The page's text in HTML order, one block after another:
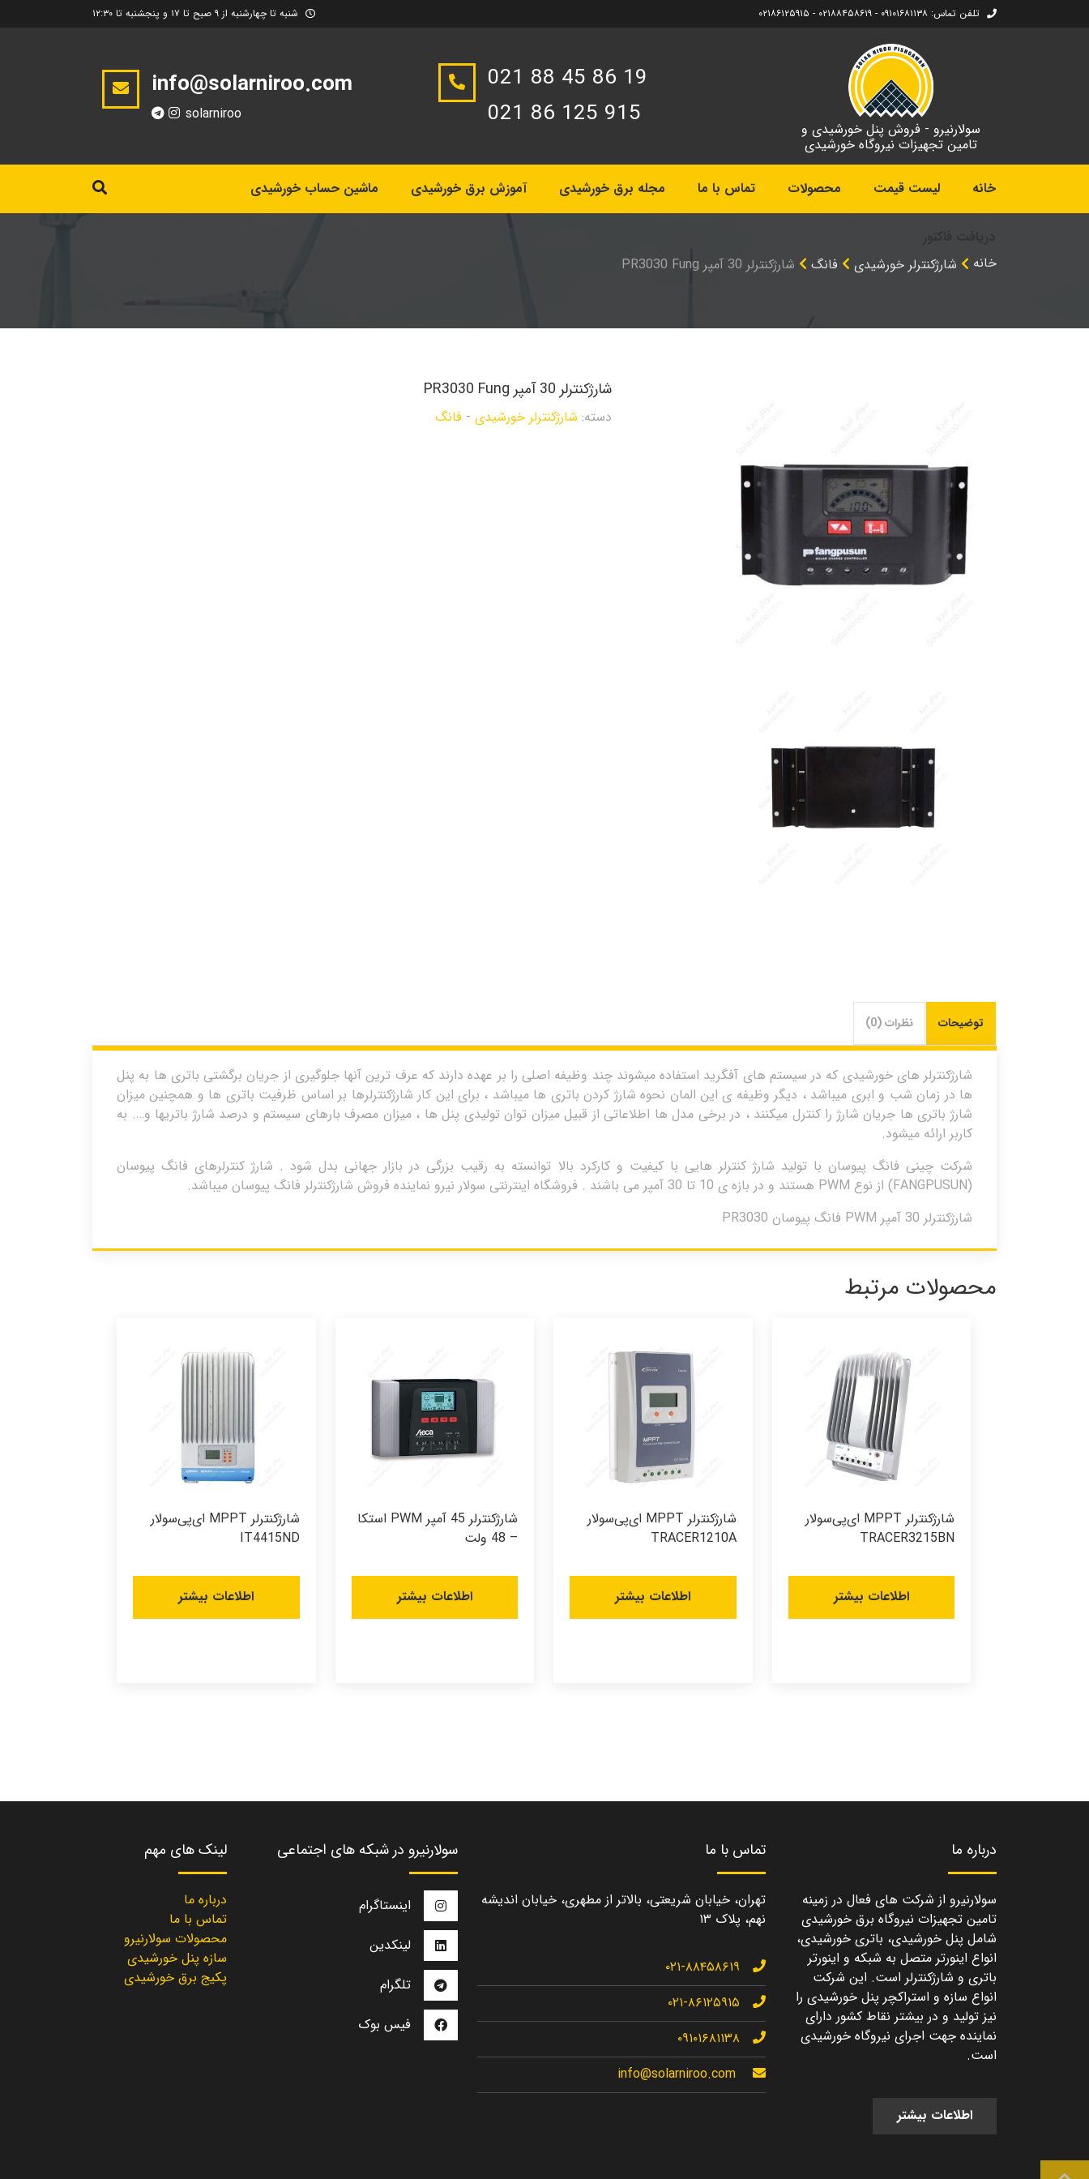
تلفن تماس: ۰۹۱۰۱۶۸۱۱۳۸ - ۰۲۱۸۸۴۵۸۶۱۹ - ۰۲۱۸۶۱۲۵۹۱۵ شنبه تا چهارشنبه از ۹ صبح تا ۱۷ و پنجشنبه تا ۱۲:۳۰
سولارنیرو - فروش پنل خورشیدی و
تامین تجهیزات نیروگاه خورشیدی
021 88 45 86 19
021 86 125 915
info@solarniroo.com
solarniroo
خانه لیست قیمت محصولات تماس با ما مجله برق خورشیدی آموزش برق خورشیدی ماشین حساب خورشیدی
خانه
شارژکنترلر خورشیدی فانگ شارژکنترلر 30 آمپر PR3030 Fung
شارژکنترلر 30 آمپر PR3030 Fung
دسته: شارژکنترلر خورشیدی - فانگ
توضیحات نظرات (0)
شارژکنترلر های خورشیدی که در سیستم های آفگرید استفاده میشوند چند وظیفه اصلی را بر عهده دارند که عرف ترین آنها جلوگیری از جریان برگشتی باتری ها به پنل
ها در زمان شب و ابری میباشد ، دیگر وظیفه ی این المان نحوه شارژ کردن باتری ها میباشد ، برای این کار شارژکنترلرها بر اساس ظرفیت باتری ها و همچنین میزان
شارژ باتری ها جریان شارژ را کنترل میکنند ، در برخی مدل ها اطلاعاتی از قبیل میزان توان تولیدی پنل ها ، میزان مصرف بارهای سیستم و درصد شارژ باتریها و…. به
کاربر ارائه میشود.
شرکت چینی فانگ پیوسان با تولید شارژ کنترلر هایی با کیفیت و کارکرد بالا توانسته به رقیب بزرگی در بازار جهانی بدل شود . شارژ کنترلرهای فانگ پیوسان
(FANGPUSUN) از نوع PWM هستند و در بازه ی 10 تا 30 آمپر می باشند . فروشگاه اینترنتی سولار نیرو نماینده فروش شارژکنترلر فانگ پیوسان میباشد.
شارژکنترلر 30 آمپر PWM فانگ پیوسان PR3030
محصولات مرتبط
شارژکنترلر MPPT ای‌پی‌سولار
TRACER3215BN
اطلاعات بیشتر
شارژکنترلر MPPT ای‌پی‌سولار
TRACER1210A
اطلاعات بیشتر
شارژکنترلر 45 آمپر PWM استکا
– 48 ولت
اطلاعات بیشتر
شارژکنترلر MPPT ای‌پی‌سولار
IT4415ND
اطلاعات بیشتر
درباره ما
سولارنیرو از شرکت های فعال در زمینه
تامین تجهیزات نیروگاه برق خورشیدی
شامل پنل خورشیدی، باتری خورشیدی،
انواع اینورتر متصل به شبکه و اینورتر
باتری و شارژکنترلر است. این شرکت
انواع سازه و استراکچر پنل خورشیدی را
نیز تولید و در بیشتر نقاط کشور دارای
نماینده جهت اجرای نیروگاه خورشیدی
است.
اطلاعات بیشتر
تماس با ما
تهران، خیابان شریعتی، بالاتر از مطهری، خیابان اندیشه
نهم، پلاک ۱۳
۰۲۱-۸۸۴۵۸۶۱۹
۰۲۱-۸۶۱۲۵۹۱۵
۰۹۱۰۱۶۸۱۱۳۸
info@solarniroo.com
سولارنیرو در شبکه های اجتماعی
اینستاگرام
لینکدین
تلگرام
فیس بوک
لینک های مهم
درباره ما
تماس با ما
محصولات سولارنیرو
سازه پنل خورشیدی
پکیج برق خورشیدی